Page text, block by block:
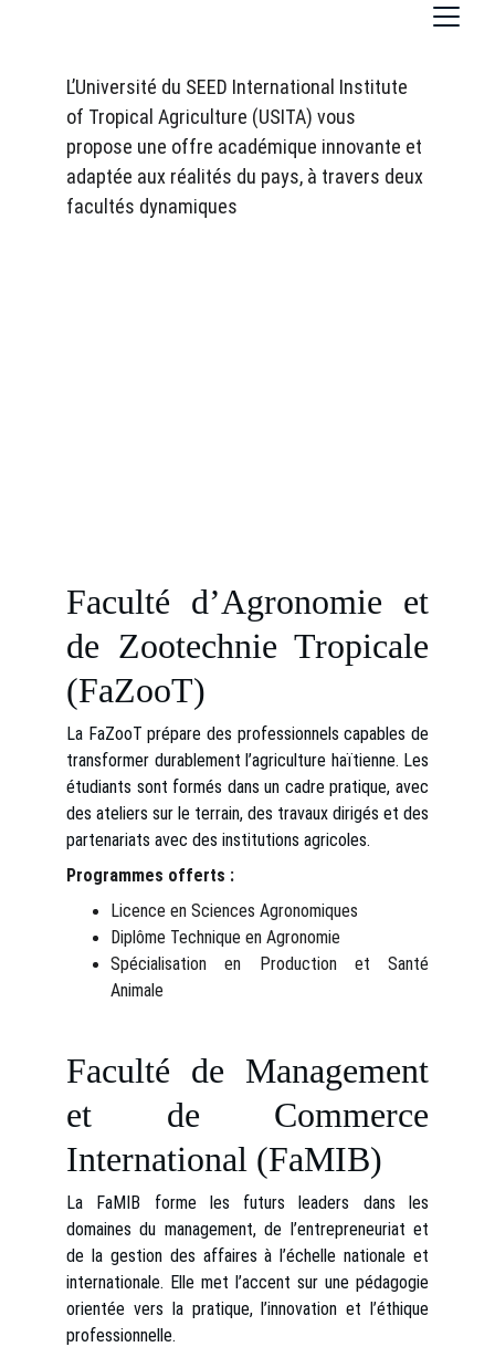
L’Université du SEED International Institute
of Tropical Agriculture (USITA) vous
propose une offre académique innovante et
adaptée aux réalités du pays, à travers deux
facultés dynamiques
Faculté d’Agronomie et
de Zootechnie Tropicale
(FaZooT)
La FaZooT prépare des professionnels capables de
transformer durablement l’agriculture haïtienne. Les
étudiants sont formés dans un cadre pratique, avec
des ateliers sur le terrain, des travaux dirigés et des
partenariats avec des institutions agricoles.
Programmes offerts :
Licence en Sciences Agronomiques
Diplôme Technique en Agronomie
Spécialisation en Production et Santé
Animale
Faculté de Management
et de Commerce
International (FaMIB)
La FaMIB forme les futurs leaders dans les
domaines du management, de l’entrepreneuriat et
de la gestion des affaires à l’échelle nationale et
internationale. Elle met l’accent sur une pédagogie
orientée vers la pratique, l’innovation et l’éthique
professionnelle.